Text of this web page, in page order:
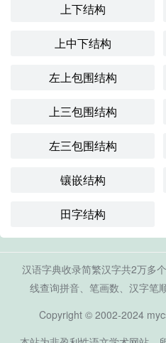
上下结构
上中下结构
左上包围结构
上三包围结构
左三包围结构
镶嵌结构
田字结构
汉语字典收录简繁汉字共2万多
线查询拼音、笔画数、汉字笔
Copyright © 2002-2024